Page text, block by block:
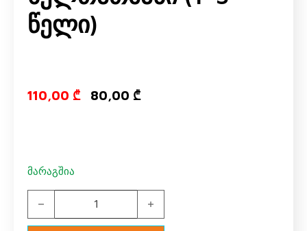
Წელი)
110,00 ₾ Original price
80,00 ₾Current
მარაგშია
US POLO ASSN 1768 V1 ქუდი, კაშნე, ხელთათმანი (1-3